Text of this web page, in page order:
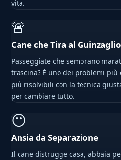
vita.
🚨
Cane che Tira al Guinzaglio
Passeggiate che sembrano
trascina? È uno dei problemi più
più risolvibili con la tecnica
per cambiare tutto.
😶
Ansia da Separazione
Il cane distrugge casa, abbaia